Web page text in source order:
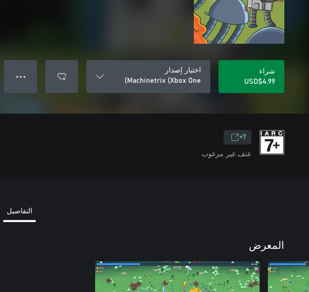
شراء
USD$4.99
اختيار إصدار
Machinetrix (Xbox One)
● ● ●
7+
عنف غير مرغوب
التفاصيل
المعرض